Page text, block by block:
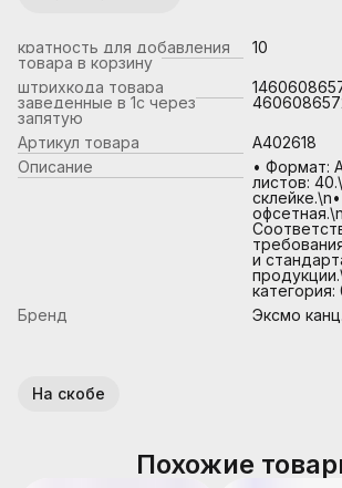
кратность для добавления
товара в корзину
10
штрихкода товара
заведенные в 1с через
запятую
Артикул товара
А402618
Описание
• Формат:
листов:
и
категория:
Бренд
Эксмо канц.
На скобе
Похожие